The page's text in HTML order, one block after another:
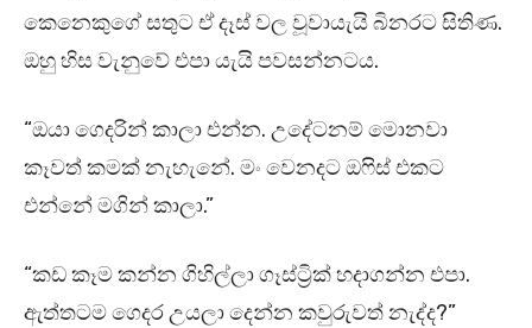
කෙනෙකුගේ සතුට ඒ දෑස් වල වූවායැයි බිනරට සිතිණ.
ඔහු හිස වැනුවේ එපා යැයි පවසන්නටය.
“ඔයා ගෙදරින් කාලා එන්න. උදේටනම් මොනවා
කෑවත් කමක් නැහැනේ. මං වෙනදට ඔෆිස් එකට
එන්නේ මගින් කාලා.”
“කඩ කෑම කන්න ගිහිල්ලා ගෑස්ට්‍රික් හදාගන්න එපා.
ඇත්තටම ගෙදර උයලා දෙන්න කවුරුවත් නැද්ද?”